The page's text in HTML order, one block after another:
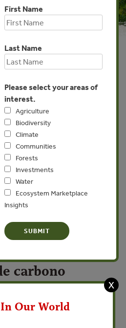
APR 7, 2022
los mercados
carbono
6
First Name
Last Name
Please select your areas of
interest.
Agriculture
Biodiversity
Climate
Communities
Forests
Investments
Water
Ecosystem Marketplace
Insights
X
Our World